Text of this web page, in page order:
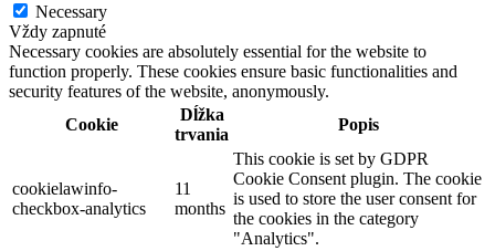
Necessary
Vždy zapnuté
Necessary cookies are absolutely essential for the website to
function properly. These cookies ensure basic functionalities and
security features of the website, anonymously.
Cookie
Dĺžka
trvania
Popis
cookielawinfo-
checkbox-analytics
11
months
This cookie is set by GDPR
Cookie Consent plugin. The cookie
is used to store the user consent for
the cookies in the category
"Analytics".